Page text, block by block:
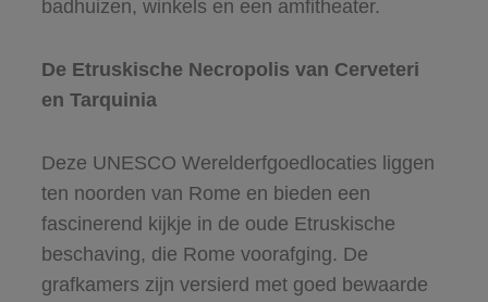
badhuizen, winkels en een amfitheater.
De Etruskische Necropolis van Cerveteri
en Tarquinia
Deze UNESCO Werelderfgoedlocaties liggen
ten noorden van Rome en bieden een
fascinerend kijkje in de oude Etruskische
beschaving, die Rome voorafging. De
grafkamers zijn versierd met goed bewaarde